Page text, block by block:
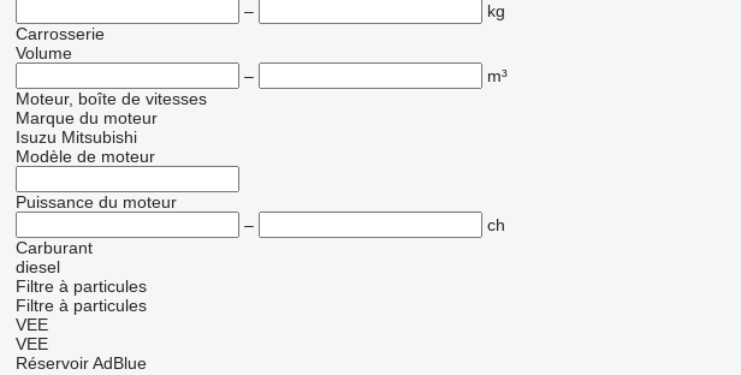
–
kg
Carrosserie
Volume
–
m³
Moteur, boîte de vitesses
Marque du moteur
Isuzu Mitsubishi
Modèle de moteur
Puissance du moteur
–
ch
Carburant
diesel
Filtre à particules
Filtre à particules
VEE
VEE
Réservoir AdBlue